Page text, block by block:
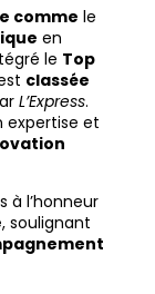
comme le
en
le Top
classée
L’Express.
expertise et
à l’honneur
, soulignant